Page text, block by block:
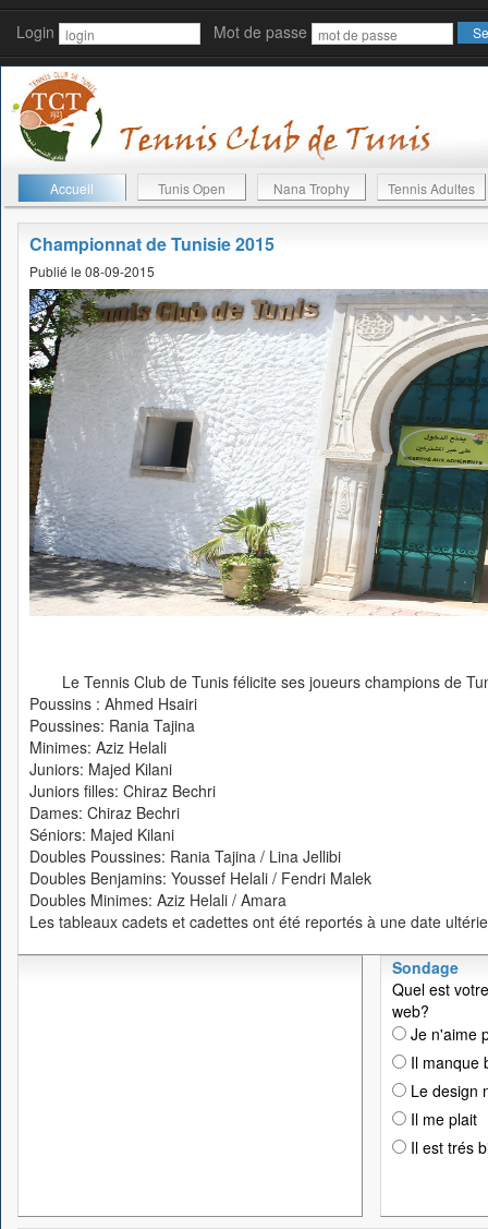
Login Mot de passe
Accueil Tunis Open Nana Trophy Tennis Adultes
Championnat de Tunisie 2015
Publié le 08-09-2015
Le Tennis Club de Tunis félicite ses joueurs champions de
Poussins : Ahmed Hsairi
Poussines: Rania Tajina
Minimes: Aziz Helali
Juniors: Majed Kilani
Juniors filles: Chiraz Bechri
Dames: Chiraz Bechri
Séniors: Majed Kilani
Doubles Poussines: Rania Tajina / Lina Jellibi
Doubles Benjamins: Youssef Helali / Fendri Malek
Doubles Minimes: Aziz Helali / Amara
Les tableaux cadets et cadettes ont été reportés à une date
Sondage
Quel est
web?
Je n'aime
Il manque
Le design
Il me plait
Il est trés